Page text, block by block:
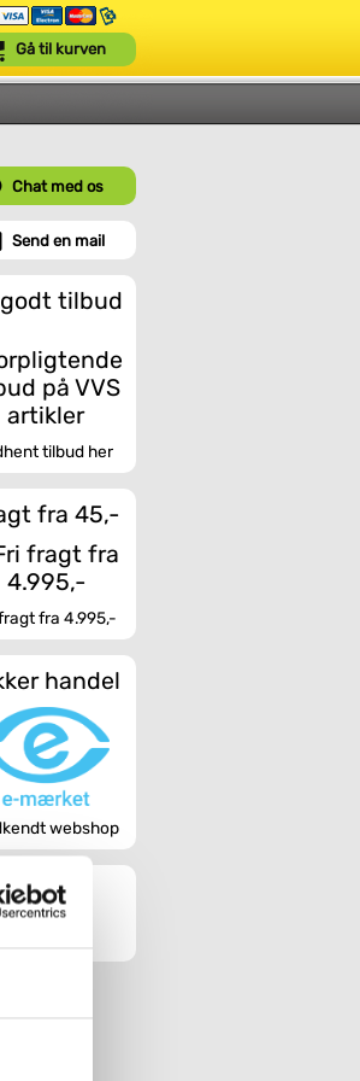
Gå til kurven
Chat med os
Send en mail
tilbud
tilbud her
fra 45,-
fra 4.995,-
handel
webshop